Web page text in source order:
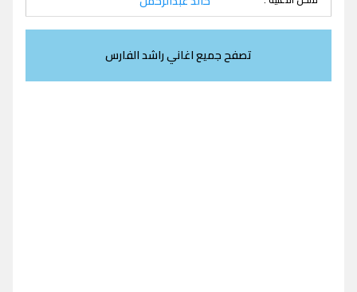
تصفح جميع اغاني راشد الفارس